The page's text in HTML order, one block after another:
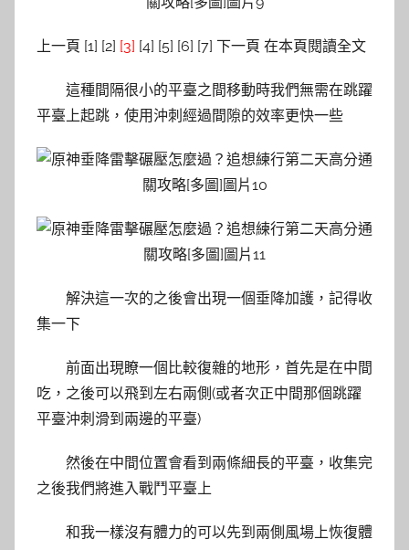
上一頁 [1] [2] [3] [4] [5] [6] [7] 下一頁 在本頁閱讀全文
這種間隔很小的平臺之間移動時我們無需在跳躍
平臺上起跳，使用沖刺經過間隙的效率更快一些
解決這一次的之後會出現一個垂降加護，記得收
集一下
前面出現瞭一個比較復雜的地形，首先是在中間
吃，之後可以飛到左右兩側(或者次正中間那個跳躍
平臺沖刺滑到兩邊的平臺)
然後在中間位置會看到兩條細長的平臺，收集完
之後我們將進入戰鬥平臺上
和我一樣沒有體力的可以先到兩側風場上恢復體